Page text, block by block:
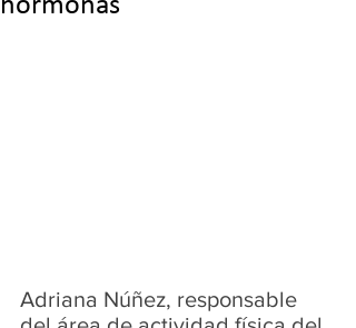
hormonas
Adriana Núñez, responsable